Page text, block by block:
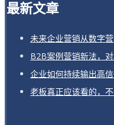
最新文章
未来企业营销从数字
B2B案例营销新法，
企业如何持续输出高
老板真正应该看的，